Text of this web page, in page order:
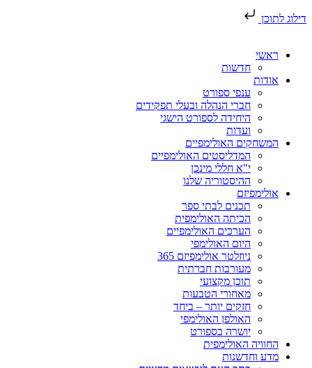
דילוג לתוכן
ראשי
חדשות
אודות
ענפי ספורט
חברי הנהלה ובעלי תפקידים
היחידה לספורט הישגי
ועדות
המשחקים האולימפיים
המדליסטים האולימפיים
י"א חללי מינכן
ההיסטוריה שלנו
אולימפיזם
תכנים לבתי ספר
הכיתה האולימפית
הערכים האולימפיים
היום האולימפי
ניוזלטר אולימפיזם 365
מעורבות חברתית
תוכן מקצועי
מאחורי הטבעות
חזקים יותר – ביחד
האולפן האולימפי
יושרה בספורט
החוויה האולימפית
מדע וחדשנות